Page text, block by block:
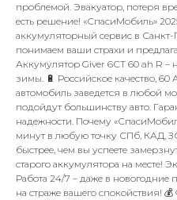
проблемой. Эвакуатор, потеря
есть решение! «СпасиМобиль»
аккумуляторный сервис в Санкт-
понимаем ваши страхи и
Аккумулятор Giver 6СТ 60 ah R
зимы. 🔋 Российское качество,
автомобиль заведется в любой
подойдут большинству авто.
надежности. Почему
минут в любую точку СПб, КАД,
быстрее, чем вы успеете
старого аккумулятора на месте!
Работа 24/7 – даже в новогодние
на страже вашего спокойствия!